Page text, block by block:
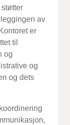
av
er
til
og
og
og dets